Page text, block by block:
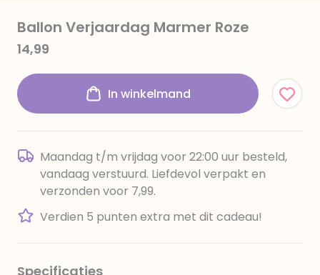
Ballon Verjaardag Marmer Roze
14,99
In winkelmand
Maandag t/m vrijdag voor 22:00 uur besteld,
vandaag verstuurd. Liefdevol verpakt en
verzonden voor 7,99.
Verdien 5 punten extra met dit cadeau!
Specificaties